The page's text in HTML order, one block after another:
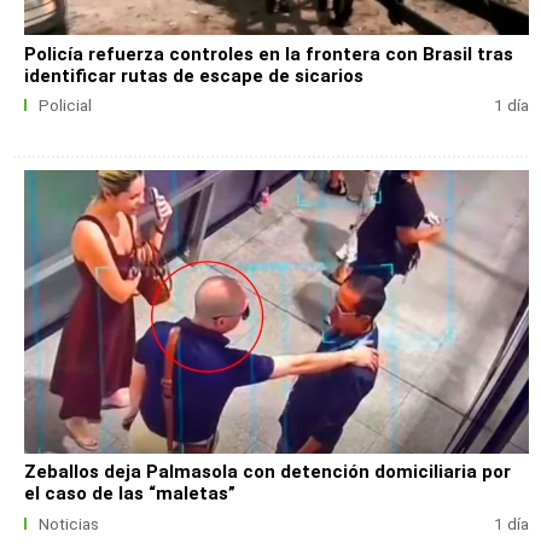
Policía refuerza controles en la frontera con Brasil tras
identificar rutas de escape de sicarios
Policial 1 día
Zeballos deja Palmasola con detención domiciliaria por
el caso de las “maletas”
Noticias 1 día